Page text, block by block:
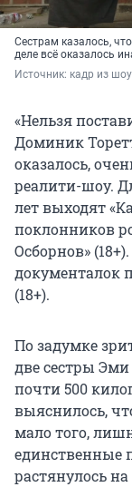
Сестрам казалось,
деле всё оказалось
Источник: кадр из
«Нельзя
Доминик
оказалось,
реалити-шоу.
лет выходят
поклонников
Осборнов»
документалок
(18+).
По задумке
две сестры
почти 500
выяснилось,
мало того,
единственные
растянулось